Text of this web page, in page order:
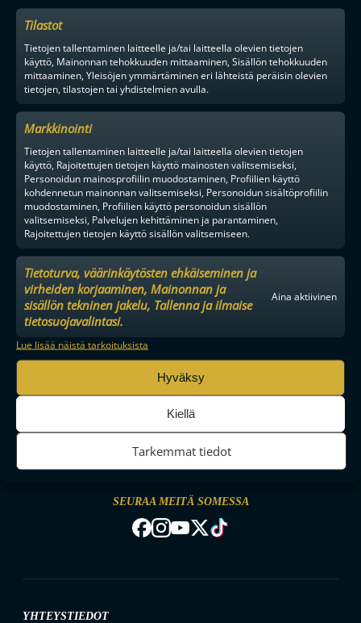
Tilastot
Tietojen tallentaminen laitteelle ja/tai laitteella olevien tietojen
käyttö, Mainonnan tehokkuuden mittaaminen, Sisällön tehokkuuden
mittaaminen, Yleisöjen ymmärtäminen eri lähteistä peräisin olevien
tietojen, tilastojen tai yhdistelmien avulla.
Markkinointi
Tietojen tallentaminen laitteelle ja/tai laitteella olevien tietojen
käyttö, Rajoitettujen tietojen käyttö mainosten valitsemiseksi,
Personoidun mainosprofiilin muodostaminen, Profiilien käyttö
kohdennetun mainonnan valitsemiseksi, Personoidun sisältöprofiilin
muodostaminen, Profiilien käyttö personoidun sisällön
valitsemiseksi, Palvelujen kehittäminen ja parantaminen,
Rajoitettujen tietojen käyttö sisällön valitsemiseen.
Tietoturva, väärinkäytösten ehkäiseminen ja
virheiden korjaaminen, Mainonnan ja
sisällön tekninen jakelu, Tallenna ja ilmaise
tietosuojavalintasi.
Aina aktiivinen
Lue lisää näistä tarkoituksista
Hyväksy
Kiellä
Tarkemmat tiedot
MAAILMAN VIIHDYTTÄVINTÄ SALIBANDYA
SEURAA MEITÄ SOMESSA
YHTEYSTIEDOT